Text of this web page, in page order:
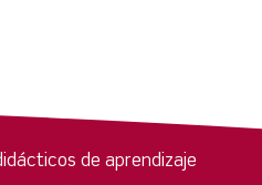
de aprendizaje